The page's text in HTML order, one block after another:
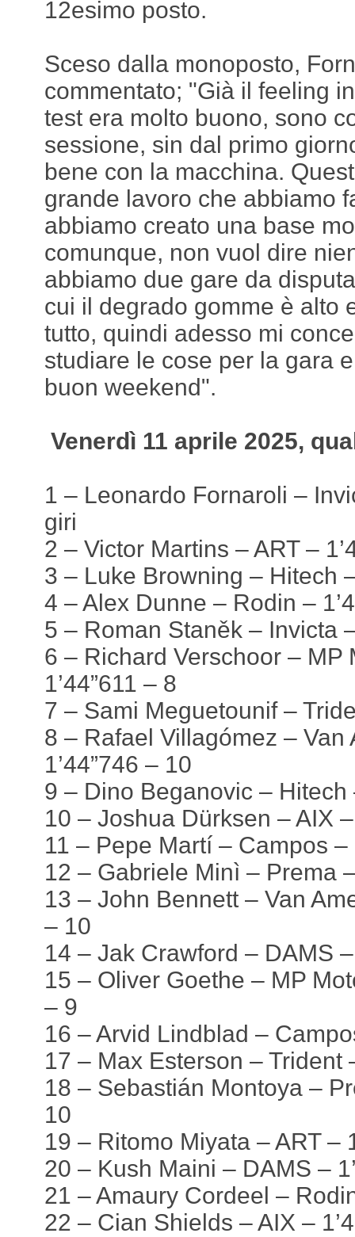
12esimo posto.
Sceso dalla monoposto,
commentato; "Già il feeling
test era molto buono, sono
sessione, sin dal primo
bene con la macchina.
grande lavoro che abbiamo
abbiamo creato una base
comunque, non vuol dire
abbiamo due gare da
cui il degrado gomme è alto
tutto, quindi adesso mi
studiare le cose per la gara
buon weekend".
Venerdì 11 aprile 2025,
1 – Leonardo Fornaroli –
giri
2 – Victor Martins – ART –
3 – Luke Browning – Hitech
4 – Alex Dunne – Rodin –
5 – Roman Staněk – Invicta
6 – Richard Verschoor – MP
1’44”611 – 8
7 – Sami Meguetounif –
8 – Rafael Villagómez – Van
1’44”746 – 10
9 – Dino Beganovic – Hitech
10 – Joshua Dürksen – AIX –
11 – Pepe Martí – Campos –
12 – Gabriele Minì – Prema
13 – John Bennett – Van
– 10
14 – Jak Crawford – DAMS –
15 – Oliver Goethe – MP
– 9
16 – Arvid Lindblad –
17 – Max Esterson – Trident
18 – Sebastián Montoya –
10
19 – Ritomo Miyata – ART –
20 – Kush Maini – DAMS –
21 – Amaury Cordeel –
22 – Cian Shields – AIX –